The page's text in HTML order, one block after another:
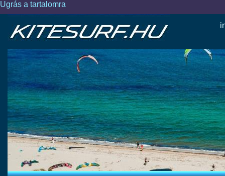
Ugrás a tartalomra